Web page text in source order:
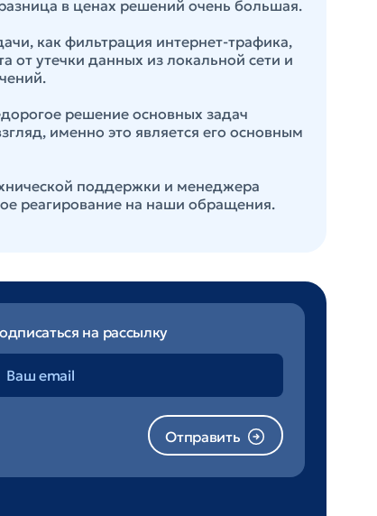
в ценах решений очень большая.
как фильтрация интернет-трафика,
от утечки данных из локальной сети и
решение основных задач
именно это является его основным
поддержки и менеджера
реагирование на наши обращения.
на рассылку
Отправить